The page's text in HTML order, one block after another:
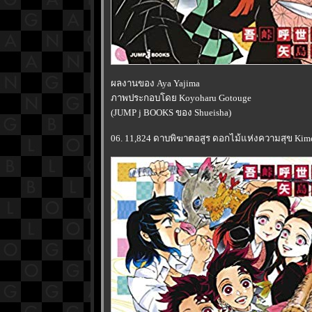
ผลงานของ Aya Yajima
ภาพประกอบโดย Koyoharu Gotouge
(JUMP j BOOKS ของ Shueisha)
06. 11,824 ดาบพิฆาตอสูร ดอกไม้แห่งความสุข